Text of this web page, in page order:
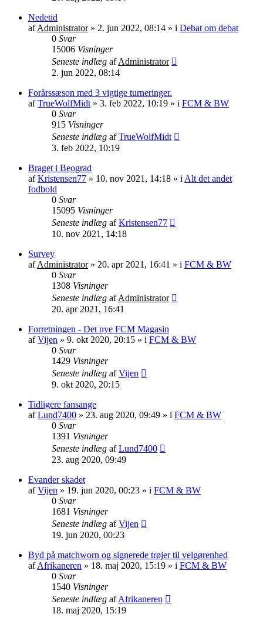
Nedetid
afAdministrator» 2. jun 2022, 08:14 » i Debat om debat
0 Svar
15006 Visninger
Seneste indlæg afAdministrator
2. jun 2022, 08:14
Forårssæson med 3 vigtige turneringer.
afTrueWolfMidt » 3. feb 2022, 10:19 » i FCM & BW
0 Svar
915 Visninger
Seneste indlæg afTrueWolfMidt
3. feb 2022, 10:19
Braget i Beograd
afKristensen77 » 10. nov 2021, 14:18 » i Alt det andet
fodbold
0 Svar
15095 Visninger
Seneste indlæg afKristensen77
10. nov 2021, 14:18
Survey
afAdministrator» 20. apr 2021, 16:41 » i FCM & BW
0 Svar
1308 Visninger
Seneste indlæg afAdministrator
20. apr 2021, 16:41
Forretningen - Det nye FCM Magasin
afVijen » 9. okt 2020, 20:15 » i FCM & BW
0 Svar
1429 Visninger
Seneste indlæg afVijen
9. okt 2020, 20:15
Tidligere fansange
afLund7400 » 23. aug 2020, 09:49 » i FCM & BW
0 Svar
1391 Visninger
Seneste indlæg afLund7400
23. aug 2020, 09:49
Evander skadet
afVijen » 19. jun 2020, 00:23 » i FCM & BW
0 Svar
1681 Visninger
Seneste indlæg afVijen
19. jun 2020, 00:23
Byd på matchworn og signerede trøjer til velgørenhed
afAfrikaneren » 18. maj 2020, 15:19 » i FCM & BW
0 Svar
1540 Visninger
Seneste indlæg afAfrikaneren
18. maj 2020, 15:19